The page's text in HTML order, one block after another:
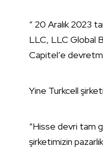
“ 20 Aralık 2023
LLC, LLC Global
Capitel’e
Yine Turkcell
“Hisse devri tam
şirketimizin